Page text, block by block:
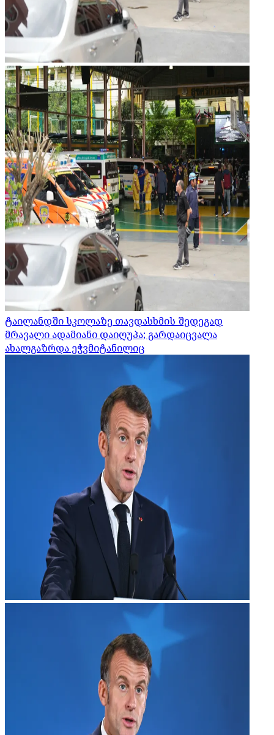
ტაილანდში სკოლაზე თავდასხმის შედეგად
მრავალი ადამიანი დაიღუპა; გარდაიცვალა
ახალგაზრდა ეჭვმიტანილიც